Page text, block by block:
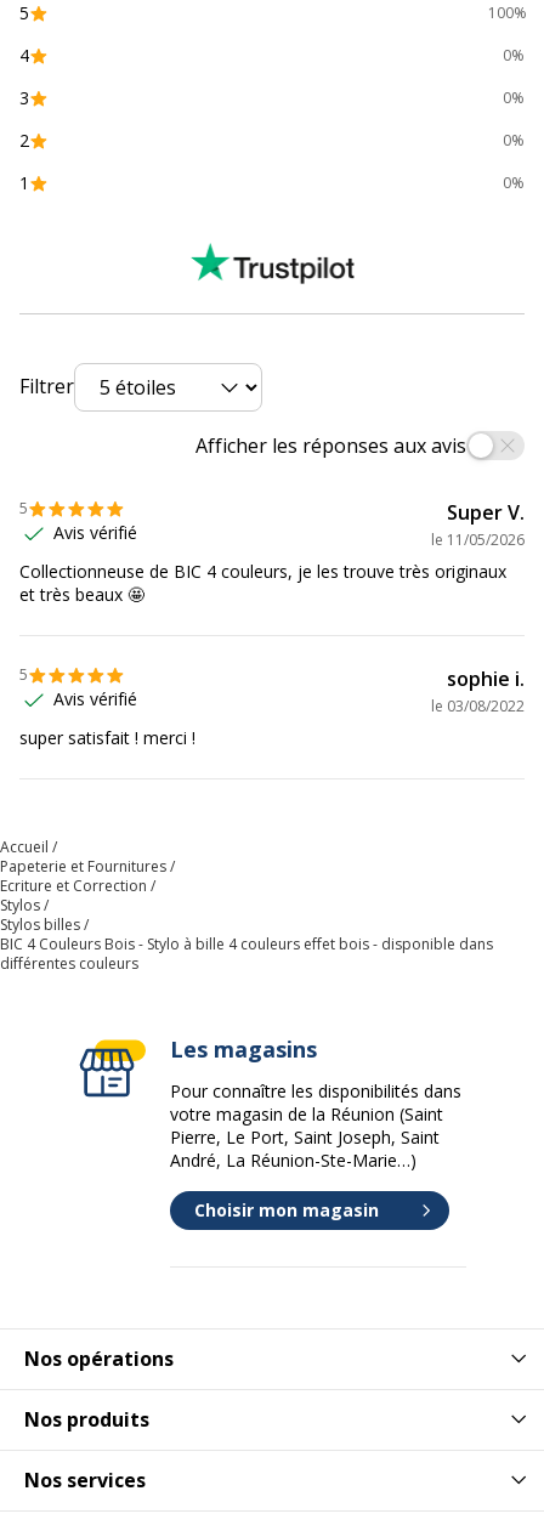
5 100%
4 0%
3 0%
2 0%
1 0%
Filtrer
Afficher les réponses aux avis
5
Avis vérifié
Super V.
le 11/05/2026
Collectionneuse de BIC 4 couleurs, je les trouve très originaux
et très beaux 🤩
5
Avis vérifié
sophie i.
le 03/08/2022
super satisfait ! merci !
Accueil
Papeterie et Fournitures
Ecriture et Correction
Stylos
Stylos billes
BIC 4 Couleurs Bois - Stylo à bille 4 couleurs effet bois - disponible dans
différentes couleurs
Nos opérations
Nos produits
Nos services
Les magasins
Pour connaître les disponibilités dans
votre magasin de la Réunion (Saint
Pierre, Le Port, Saint Joseph, Saint
André, La Réunion-Ste-Marie…)
Choisir mon magasin